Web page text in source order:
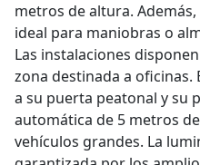
metros de altura.
ideal para maniobras o
Las instalaciones
zona destinada a oficinas.
a su puerta peatonal y su
automática de 5 metros
vehículos grandes. La